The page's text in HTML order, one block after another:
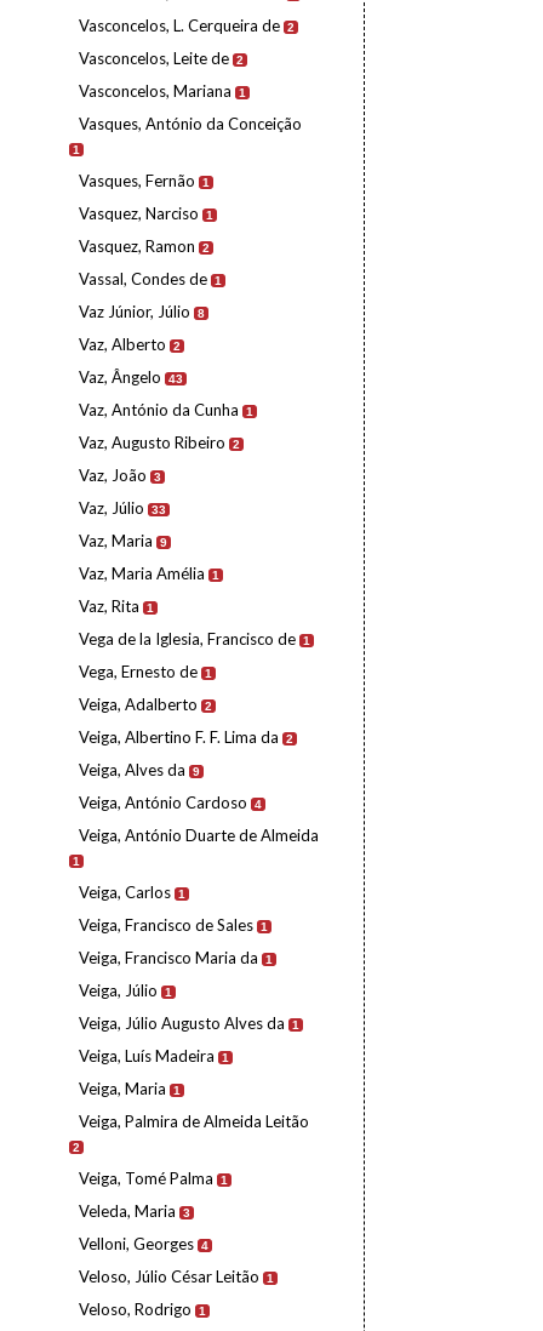
Vasconcelos, L. Cerqueira de 2
Vasconcelos, Leite de 2
Vasconcelos, Mariana 1
Vasques, António da Conceição
1
Vasques, Fernão 1
Vasquez, Narciso 1
Vasquez, Ramon 2
Vassal, Condes de 1
Vaz Júnior, Júlio 8
Vaz, Alberto 2
Vaz, Ângelo 43
Vaz, António da Cunha 1
Vaz, Augusto Ribeiro 2
Vaz, João 3
Vaz, Júlio 33
Vaz, Maria 9
Vaz, Maria Amélia 1
Vaz, Rita 1
Vega de la Iglesia, Francisco de 1
Vega, Ernesto de 1
Veiga, Adalberto 2
Veiga, Albertino F. F. Lima da 2
Veiga, Alves da 9
Veiga, António Cardoso 4
Veiga, António Duarte de Almeida
1
Veiga, Carlos 1
Veiga, Francisco de Sales 1
Veiga, Francisco Maria da 1
Veiga, Júlio 1
Veiga, Júlio Augusto Alves da 1
Veiga, Luís Madeira 1
Veiga, Maria 1
Veiga, Palmira de Almeida Leitão
2
Veiga, Tomé Palma 1
Veleda, Maria 3
Velloni, Georges 4
Veloso, Júlio César Leitão 1
Veloso, Rodrigo 1